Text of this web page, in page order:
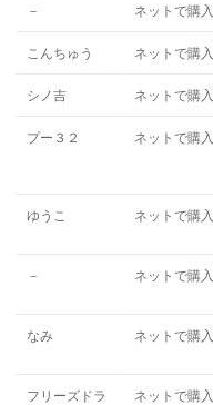
－ ネットで購入
こんちゅう ネットで購入
シノ吉 ネットで購入
プー３２ ネットで購入
ゆうこ ネットで購入
－ ネットで購入
なみ ネットで購入
フリーズドラ
ネットで購入